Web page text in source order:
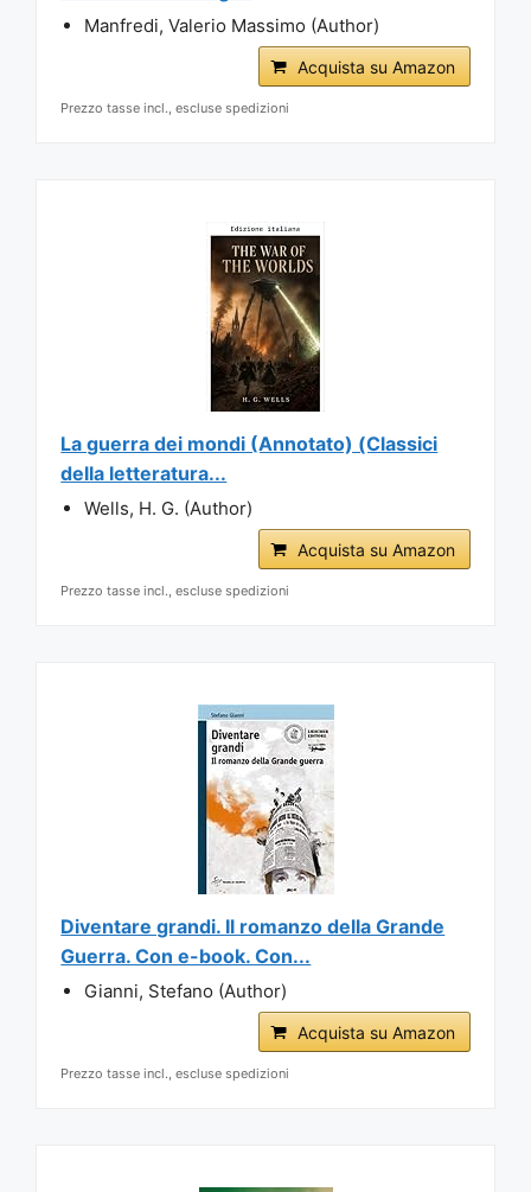
Manfredi, Valerio Massimo (Author)
Acquista su Amazon
Prezzo tasse incl., escluse spedizioni
La guerra dei mondi (Annotato) (Classici
della letteratura...
Wells, H. G. (Author)
Acquista su Amazon
Prezzo tasse incl., escluse spedizioni
Diventare grandi. Il romanzo della Grande
Guerra. Con e-book. Con...
Gianni, Stefano (Author)
Acquista su Amazon
Prezzo tasse incl., escluse spedizioni